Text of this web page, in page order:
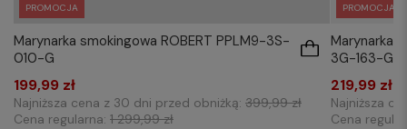
PROMOCJA
Marynarka smokingowa ROBERT PPLM9-3S-
010-G
199,99 zł
Najniższa cena z 30 dni przed obniżką: 399,99 zł
Cena regularna: 1 299,99 zł
PROMOCJA
Marynarka
3G-163-G
219,99 zł
Najniższa
Cena